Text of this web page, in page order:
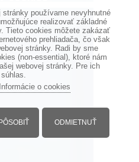
stránky používame nevyhnutné
realizovať základné
Tieto cookies môžete zakázať
prehliadača, čo však
stránky. Radi by sme
(non-essential), ktoré nám
webovej stránky. Pre ich
Informácie o cookies
ODMIETNUŤ